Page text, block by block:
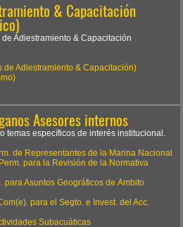
& Capacitación
Adiestramiento & Capacitación
de Adiestramiento & Capacitación)
Asesores internos
temas específicos de interés institucional.
de Representantes de la Marina Nacional
para la Revisión de la Normativa
para Asuntos Geográficos de Ámbito
para el Segto. e Invest. del Acc.
Subacuáticas